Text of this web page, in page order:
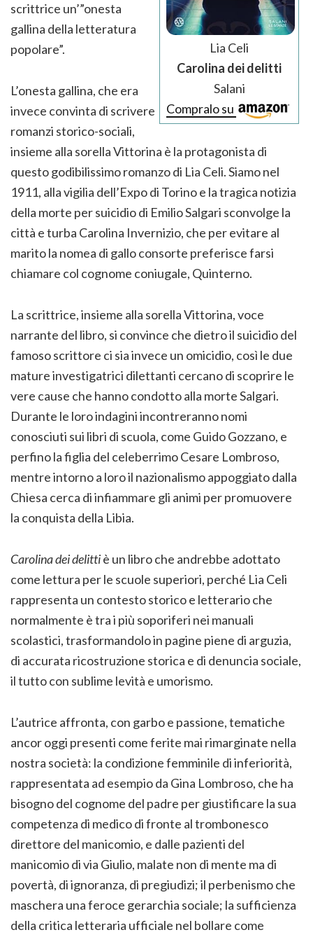
Lia Celi
Carolina dei delitti
Salani
Compralo su
scrittrice un’”onesta
gallina della letteratura
popolare”.
L’onesta gallina, che era
invece convinta di scrivere
romanzi storico-sociali,
insieme alla sorella Vittorina è la protagonista di
questo godibilissimo romanzo di Lia Celi. Siamo nel
1911, alla vigilia dell’Expo di Torino e la tragica notizia
della morte per suicidio di Emilio Salgari sconvolge la
città e turba Carolina Invernizio, che per evitare al
marito la nomea di gallo consorte preferisce farsi
chiamare col cognome coniugale, Quinterno.
La scrittrice, insieme alla sorella Vittorina, voce
narrante del libro, si convince che dietro il suicidio del
famoso scrittore ci sia invece un omicidio, così le due
mature investigatrici dilettanti cercano di scoprire le
vere cause che hanno condotto alla morte Salgari.
Durante le loro indagini incontreranno nomi
conosciuti sui libri di scuola, come Guido Gozzano, e
perfino la figlia del celeberrimo Cesare Lombroso,
mentre intorno a loro il nazionalismo appoggiato dalla
Chiesa cerca di infiammare gli animi per promuovere
la conquista della Libia.
Carolina dei delittiè un libro che andrebbe adottato
come lettura per le scuole superiori, perché Lia Celi
rappresenta un contesto storico e letterario che
normalmente è tra i più soporiferi nei manuali
scolastici, trasformandolo in pagine piene di arguzia,
di accurata ricostruzione storica e di denuncia sociale,
il tutto con sublime levità e umorismo.
L’autrice affronta, con garbo e passione, tematiche
ancor oggi presenti come ferite mai rimarginate nella
nostra società: la condizione femminile di inferiorità,
rappresentata ad esempio da Gina Lombroso, che ha
bisogno del cognome del padre per giustificare la sua
competenza di medico di fronte al trombonesco
direttore del manicomio, e dalle pazienti del
manicomio di via Giulio, malate non di mente ma di
povertà, di ignoranza, di pregiudizi; il perbenismo che
maschera una feroce gerarchia sociale; la sufficienza
della critica letteraria ufficiale nel bollare come